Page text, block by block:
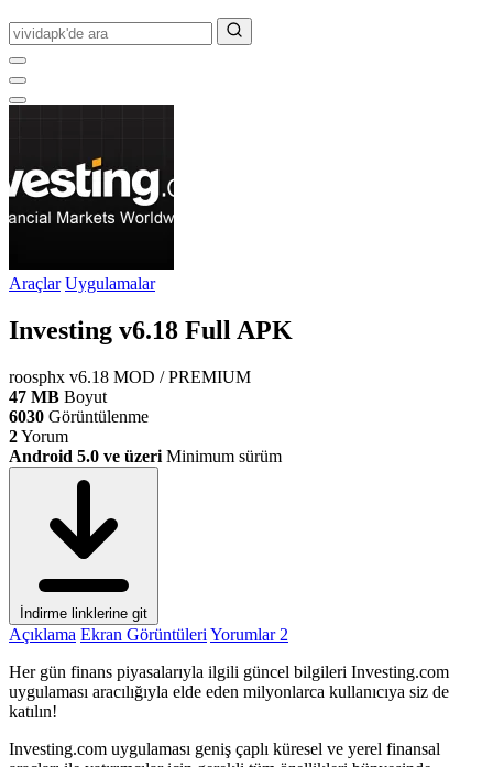
Search
for:
Araçlar Uygulamalar
Investing v6.18 Full APK
roosphx v6.18 MOD / PREMIUM
47 MB Boyut
6030 Görüntülenme
2Yorum
Android 5.0 ve üzeri Minimum sürüm
İndirme linklerine git
Açıklama Ekran Görüntüleri Yorumlar 2
Her gün finans piyasalarıyla ilgili güncel bilgileri Investing.com
uygulaması aracılığıyla elde eden milyonlarca kullanıcıya siz de
katılın!
Investing.com uygulaması geniş çaplı küresel ve yerel finansal